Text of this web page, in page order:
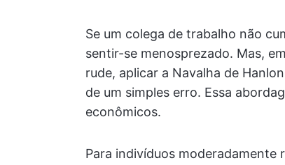
Se um colega de trabalho não
sentir-se menosprezado. Mas,
rude, aplicar a Navalha de
de um simples erro. Essa
econômicos.
Para indivíduos moderadamente